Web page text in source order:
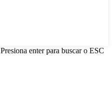
Presiona enter para buscar o ESC